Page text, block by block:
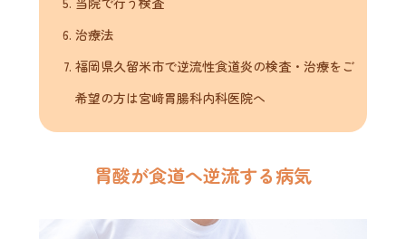
治療法
福岡県久留米市で逆流性食道炎の検査・治療をご
希望の方は宮﨑胃腸科内科医院へ
胃酸が食道へ逆流する病気